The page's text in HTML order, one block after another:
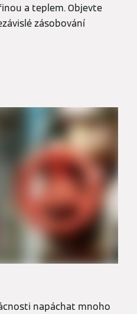
a teplem. Objevte
zásobování
napáchat mnoho